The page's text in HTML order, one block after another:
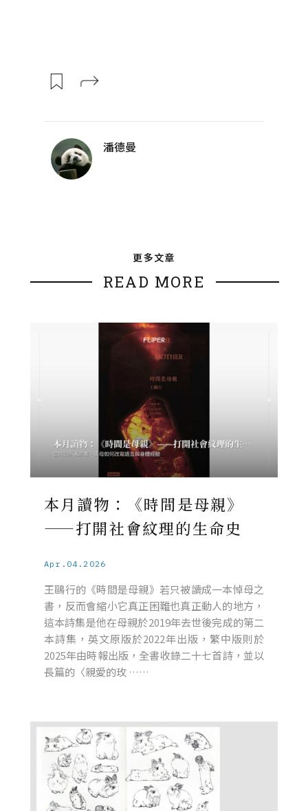
潘德曼
更多文章
READ MORE
本月讀物：《時間是母親》
——打開社會紋理的生命史
Apr.04.2026
王鷗行的《時間是母親》若只被讀成一本悼母之
書，反而會縮小它真正困難也真正動人的地方，
這本詩集是他在母親於2019年去世後完成的第二
本詩集，英文原版於2022年出版，繁中版則於
2025年由時報出版，全書收錄二十七首詩，並以
長篇的〈親愛的玫 ……